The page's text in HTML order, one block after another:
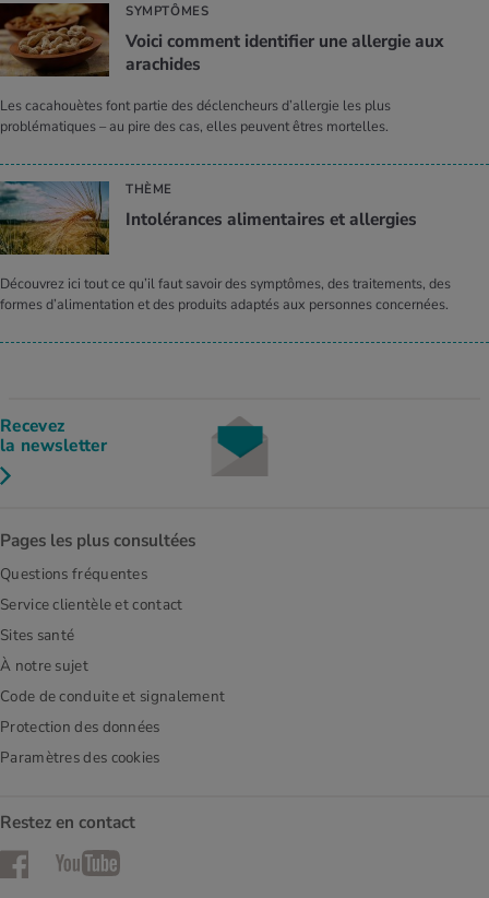
SYMPTÔMES
Voici comment identifier une allergie aux
arachides
Les cacahouètes font partie des déclencheurs d’allergie les plus
problématiques – au pire des cas, elles peuvent êtres mortelles.
THÈME
Intolérances alimentaires et allergies
Découvrez ici tout ce qu’il faut savoir des symptômes, des traitements, des
formes d’alimentation et des produits adaptés aux personnes concernées.
Recevez
la newsletter
Pages les plus consultées
Questions fréquentes
Service clientèle et contact
Sites santé
À notre sujet
Code de conduite et signalement
Protection des données
Paramètres des cookies
Restez en contact
FacebookYouTube